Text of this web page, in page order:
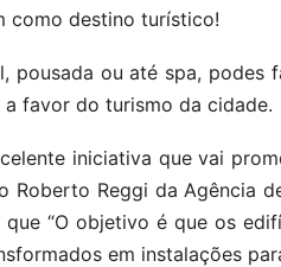
como destino turístico!
pousada ou até spa, podes
favor do turismo da cidade.
iniciativa que vai
Roberto Reggi da Agência
que “O objetivo é que os
em instalações